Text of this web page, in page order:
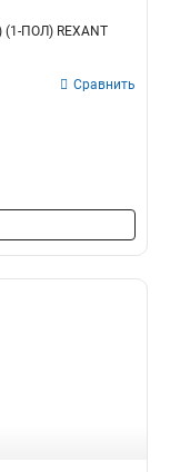
(1-ПОЛ) REXANT
Сравнить